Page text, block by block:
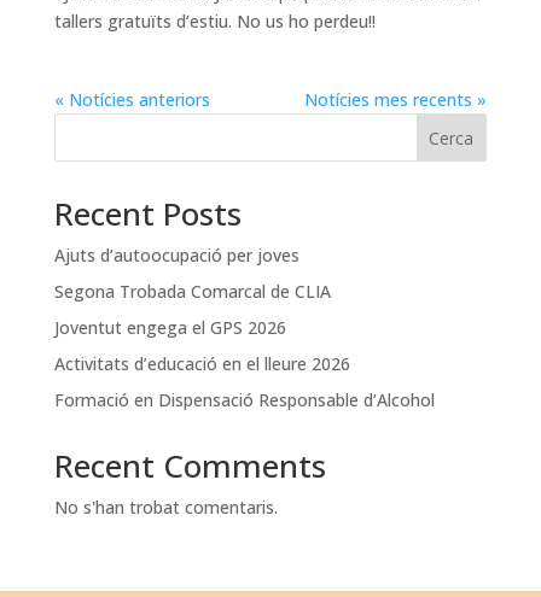
tallers gratuïts d’estiu. No us ho perdeu!!
« Notícies anteriors
Notícies mes recents »
Cerca
Recent Posts
Ajuts d’autoocupació per joves
Segona Trobada Comarcal de CLIA
Joventut engega el GPS 2026
Activitats d’educació en el lleure 2026
Formació en Dispensació Responsable d’Alcohol
Recent Comments
No s'han trobat comentaris.